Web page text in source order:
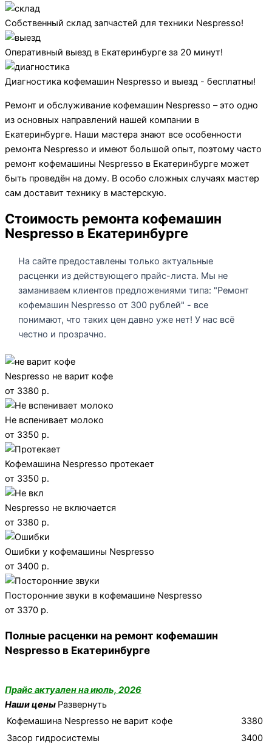
Собственный склад запчастей для техники Nespresso!
Оперативный выезд в Екатеринбурге за 20 минут!
Диагностика кофемашин Nespresso и выезд - бесплатны!
Ремонт и обслуживание кофемашин Nespresso – это одно
из основных направлений нашей компании в
Екатеринбурге. Наши мастера знают все особенности
ремонта Nespresso и имеют большой опыт, поэтому часто
ремонт кофемашины Nespresso в Екатеринбурге может
быть проведён на дому. В особо сложных случаях мастер
сам доставит технику в мастерскую.
Стоимость ремонта кофемашин
Nespresso в Екатеринбурге
На сайте предоставлены только актуальные
расценки из действующего прайс-листа. Мы не
заманиваем клиентов предложениями типа: "Ремонт
кофемашин Nespresso от 300 рублей" - все
понимают, что таких цен давно уже нет! У нас всё
честно и прозрачно.
Nespresso не варит кофе
от 3380 р.
Не вспенивает молоко
от 3350 р.
Кофемашина Nespresso протекает
от 3350 р.
Nespresso не включается
от 3380 р.
Ошибки у кофемашины Nespresso
от 3400 р.
Посторонние звуки в кофемашине Nespresso
от 3370 р.
Полные расценки на ремонт кофемашин
Nespresso в Екатеринбурге
Прайс актуален на июль, 2026
Наши цены Развернуть
Кофемашина Nespresso не варит кофе
3380
Засор гидросистемы
3400